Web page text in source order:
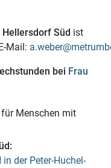
Hellersdorf Süd ist
Mail:
bei Frau
Menschen mit
der Peter-Huchel-